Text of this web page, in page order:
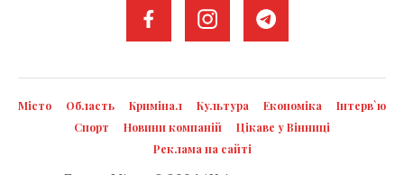
Місто Область Кримінал Культура Економіка
Інтерв`ю
Спорт
Новини компаній
Цікаве у Вінниці
Реклама на сайті